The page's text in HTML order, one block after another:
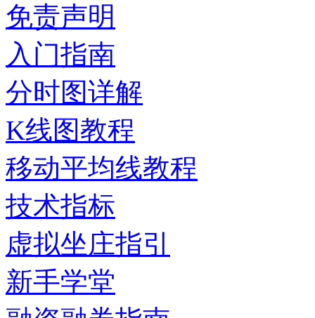
免责声明
入门指南
分时图详解
K线图教程
移动平均线教程
技术指标
虚拟坐庄指引
新手学堂